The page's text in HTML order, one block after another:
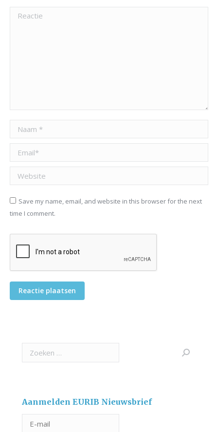
Reactie
Naam *
Email *
Website
Save my name, email, and website in this browser for the next
time I comment.
Reactie plaatsen
Search:
Aanmelden EURIB Nieuwsbrief